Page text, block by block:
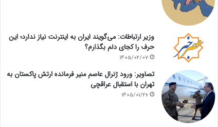
وزیر ارتباطات: می‌گویند ایران به اینترنت نیاز ندارد؛ این
حرف را کجای دلم بگذارم؟
1405/02/07
تصاویر: ورود ژنرال عاصم منیر فرمانده ارتش پاکستان به
تهران با استقبال عراقچی
1405/01/26